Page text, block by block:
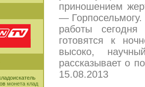
монета клад
приношением
— Горпосельмогу.
работы
готовятся к
высоко,
рассказывает о
15.08.2013